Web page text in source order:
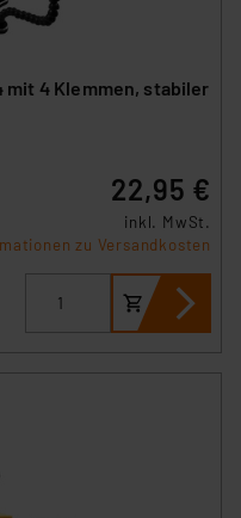
mit 4 Klemmen, stabiler
22,95 €
inkl. MwSt.
zu Versandkosten